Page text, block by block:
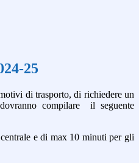
25
di trasporto, di richiedere un
compilare il seguente
e di max 10 minuti per gli